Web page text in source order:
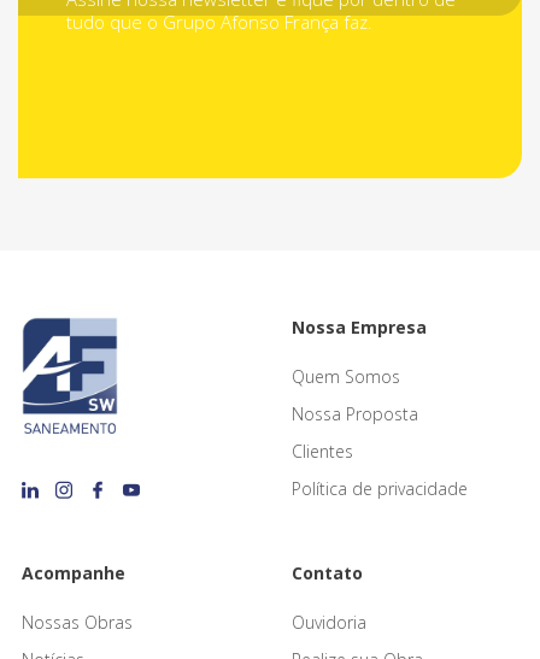
tudo que o Grupo Afonso França faz.
Nossa Empresa
Quem Somos
Nossa Proposta
Clientes
Política de privacidade
Acompanhe
Nossas Obras
Contato
Ouvidoria